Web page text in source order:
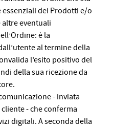
dei Prodotti e/o
altre eventuali
è la
al termine della
l’esito positivo del
della sua ricezione da
- inviata
- che conferma
digitali. A seconda della